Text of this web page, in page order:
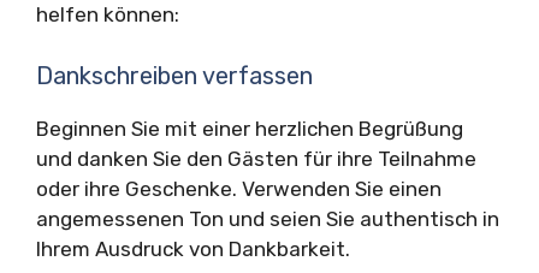
helfen können:
Dankschreiben verfassen
Beginnen Sie mit einer herzlichen Begrüßung
und danken Sie den Gästen für ihre Teilnahme
oder ihre Geschenke. Verwenden Sie einen
angemessenen Ton und seien Sie authentisch in
Ihrem Ausdruck von Dankbarkeit.